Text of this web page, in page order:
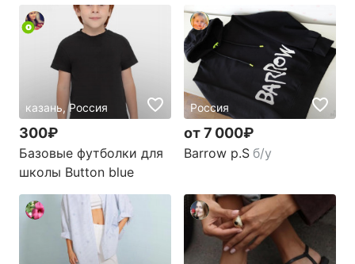
казань, Россия
300₽
Базовые футболки для
школы Button blue
Россия
от 7 000₽
Barrow р.S б/у